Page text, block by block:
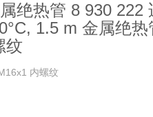
绝热管 8 930 222
1.5 m 金属绝
纹
内螺纹